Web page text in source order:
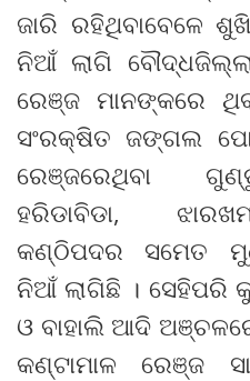
ଜାରି ରହିଥିବାବେଳେ
ନିଆଁ ଲାଗି
ରେଞ୍ଜ ମାନଙ୍କରେ
ସଂରକ୍ଷିତ ଜଙ୍ଗଲ
ରେଞ୍ଜରେଥିବା
ହରିଡାବିଡା,
କଣ୍ଠିପଦର ସମେତ
ନିଆଁ ଲାଗିଛି । ସେହିପରି
ଓ ବାହାଲି ଆଦି
କଣ୍ଟାମାଳ ରେଞ୍ଜ